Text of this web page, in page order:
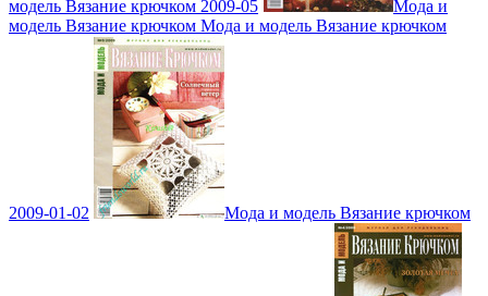
модель Вязание крючком 2009-05
Мода и
модель Вязание крючком Мода и модель Вязание крючком
2009-01-02 Мода и модель Вязание крючком